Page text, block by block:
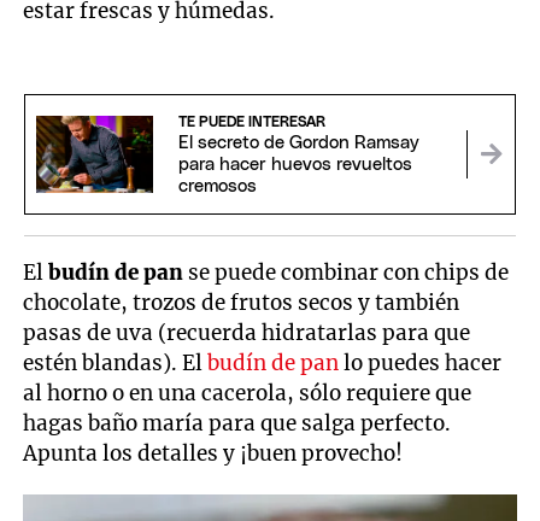
estar frescas y húmedas.
TE PUEDE INTERESAR
El secreto de Gordon Ramsay
para hacer huevos revueltos
cremosos
Elbudín de pan se puede combinar con chips de
chocolate, trozos de frutos secos y también
pasas de uva (recuerda hidratarlas para que
estén blandas). Elbudín de panlo puedes hacer
al horno o en una cacerola, sólo requiere que
hagas baño maría para que salga perfecto.
Apunta los detalles y ¡buen provecho!